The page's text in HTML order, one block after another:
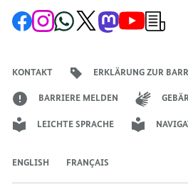
Zur
Facebook-
Zum
Instagram-
Zum
WhatsApp-
Zum
X-
Zum
Mastodon-
Zum
YouTube-
KONTAKT ERKLÄRUNG ZUR
BARRIERE MELDEN
LEICHTE SPRACHE
ENGLISH FRANÇAIS